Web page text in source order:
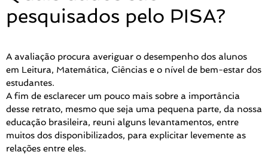
pesquisados pelo PISA?
A avaliação procura averiguar o desempenho dos alunos
em Leitura, Matemática, Ciências e o nível de bem-estar dos
estudantes.
A fim de esclarecer um pouco mais sobre a importância
desse retrato, mesmo que seja uma pequena parte, da nossa
educação brasileira, reuni alguns levantamentos, entre
muitos dos disponibilizados, para explicitar levemente as
relações entre eles.